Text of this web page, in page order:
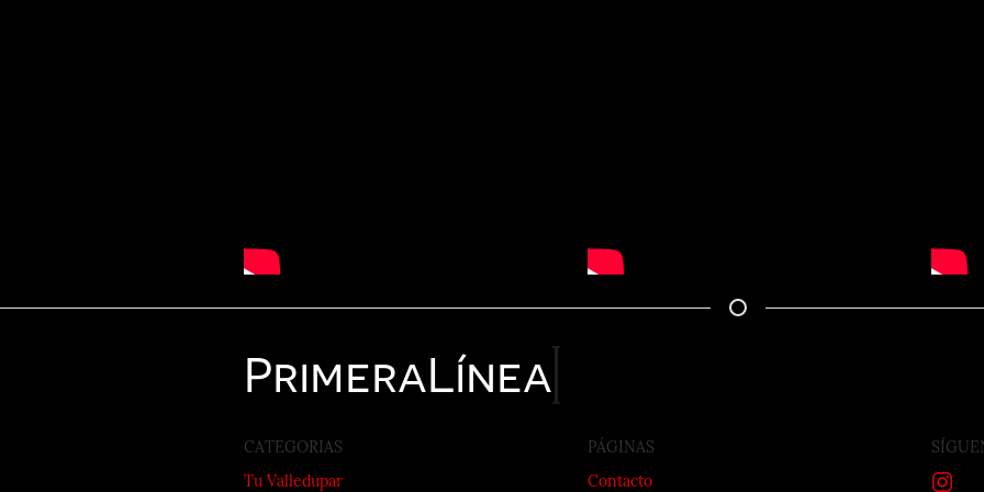
PrimeraLínea
CATEGORIAS
Tu Valledupar
PÁGINAS
Contacto